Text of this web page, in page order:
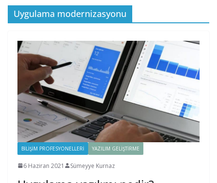
Uygulama modernizasyonu
BILIŞIM PROFESYONELLERI YAZILIM GELIŞTIRME
6 Haziran 2021 Sümeyye Kurnaz